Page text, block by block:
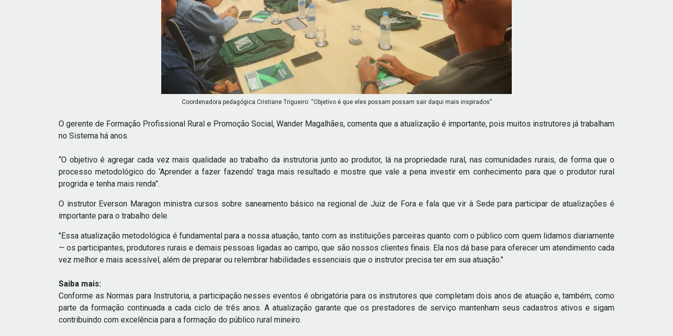
Coordenadora pedagógica Cristiane Trigueiro: “Objetivo é que eles possam possam sair daqui mais inspirados”
O gerente de Formação Profissional Rural e Promoção Social, Wander Magalhães, comenta que a atualização é importante, pois muitos instrutores já trabalham
no Sistema há anos.
“O objetivo é agregar cada vez mais qualidade ao trabalho da instrutoria junto ao produtor, lá na propriedade rural, nas comunidades rurais, de forma que o
processo metodológico do ‘Aprender a fazer fazendo’ traga mais resultado e mostre que vale a pena investir em conhecimento para que o produtor rural
progrida e tenha mais renda”.
O instrutor Everson Maragon ministra cursos sobre saneamento básico na regional de Juiz de Fora e fala que vir à Sede para participar de atualizações é
importante para o trabalho dele.
"Essa atualização metodológica é fundamental para a nossa atuação, tanto com as instituições parceiras quanto com o público com quem lidamos diariamente
— os participantes, produtores rurais e demais pessoas ligadas ao campo, que são nossos clientes finais. Ela nos dá base para oferecer um atendimento cada
vez melhor e mais acessível, além de preparar ou relembrar habilidades essenciais que o instrutor precisa ter em sua atuação."
Saiba mais:
Conforme as Normas para Instrutoria, a participação nesses eventos é obrigatória para os instrutores que completam dois anos de atuação e, também, como
parte da formação continuada a cada ciclo de três anos. A atualização garante que os prestadores de serviço mantenham seus cadastros ativos e sigam
contribuindo com excelência para a formação do público rural mineiro.